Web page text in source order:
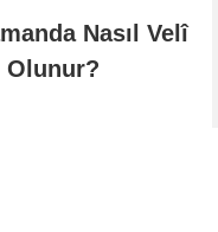
Nasıl Velî
Olunur?